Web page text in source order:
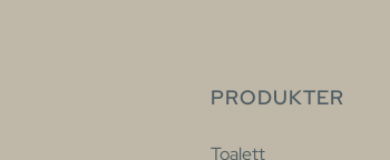
PRODUKTER
Toalett